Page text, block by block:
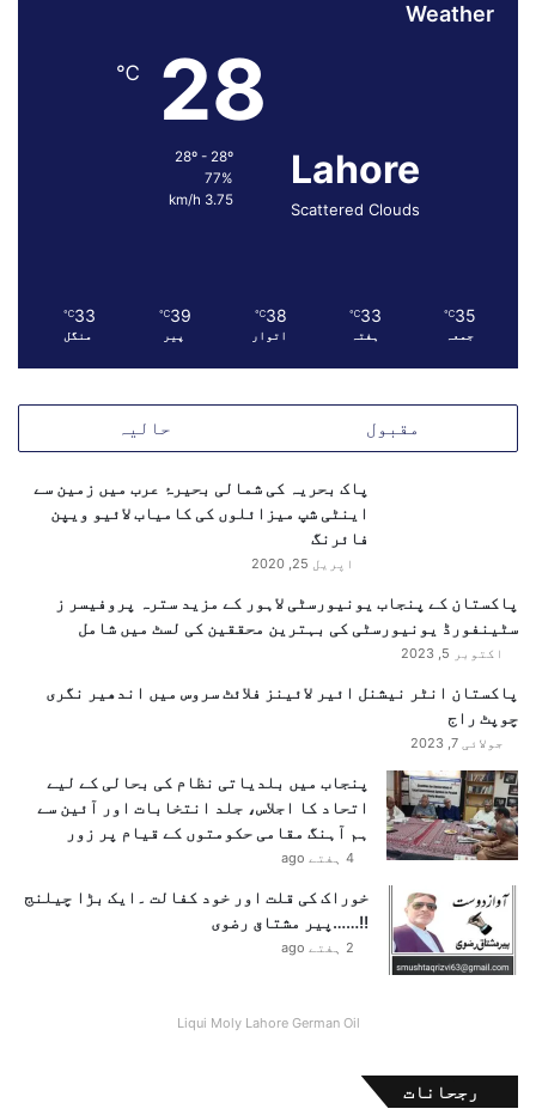
ہ
Weather
Lahore
Scattered Clouds
28
℃
77%
3.75 km/h
35
℃
جمعہ
33
℃
ہفتہ
38
℃
اتوار
39
℃
پیر
33
℃
منگل
مقبول حالیہ
پاک بحریہ کی شمالی بحیرۂ عرب میں زمین سے
اینٹی شپ میزائلوں کی کامیاب لائیو ویپن
فائرنگ
اپریل 25, 2020
پاکستان کے پنجاب یونیورسٹی لاہور کے مزید سترہ پروفیسر ز
سٹینفورڈ یونیورسٹی کی بہترین محققین کی لسٹ میں شامل
اکتوبر 5, 2023
پاکستان انٹر نیشنل ائیر لائینز فلائٹ سروس میں اندھیر نگری
چوپٹ راج
جولائی 7, 2023
پنجاب میں بلدیاتی نظام کی بحالی کے لیے
اتحاد کا اجلاس، جلد انتخابات اور آئین سے
ہم آہنگ مقامی حکومتوں کے قیام پر زور
4 ہفتے ago
خوراک کی قلت اور خود کفالت ۔ایک بڑا چیلنج
!!……پیر مشتاق رضوی
2 ہفتے ago
Liqui Moly Lahore German Oil
رجحانات